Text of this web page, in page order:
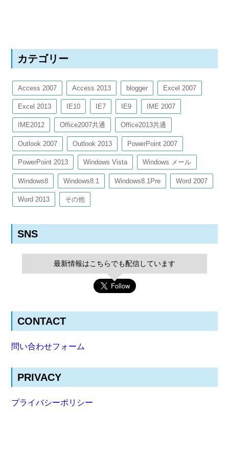
カテゴリー
Access 2007 Access 2013 blogger Excel 2007
Excel 2013 IE10 IE7 IE9 IME 2007
IME2012 Office2007共通 Office2013共通
Outlook 2007 Outlook 2013 PowerPoint 2007
PowerPoint 2013 Windows Vista Windows メール
Windows8 Windows8.1 Windows8.1Pre Word 2007
Word 2013 その他
SNS
最新情報はこちらでも配信しています
CONTACT
問い合わせフォーム
PRIVACY
プライバシーポリシー